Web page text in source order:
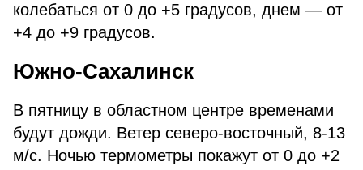
колебаться от 0 до +5 градусов, днем — от
+4 до +9 градусов.
Южно-Сахалинск
В пятницу в областном центре временами
будут дожди. Ветер северо-восточный, 8-13
м/с. Ночью термометры покажут от 0 до +2